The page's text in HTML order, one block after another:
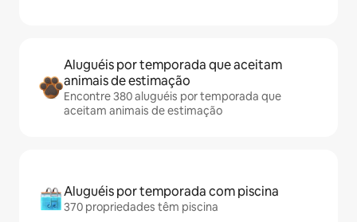
Aluguéis por temporada que aceitam
animais de estimação
Encontre 380 aluguéis por temporada que
aceitam animais de estimação
Aluguéis por temporada com piscina
370 propriedades têm piscina